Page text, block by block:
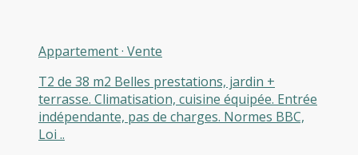
Appartement· Vente
T2 de 38 m2 Belles prestations, jardin +
terrasse. Climatisation, cuisine équipée. Entrée
indépendante, pas de charges. Normes BBC,
Loi ..